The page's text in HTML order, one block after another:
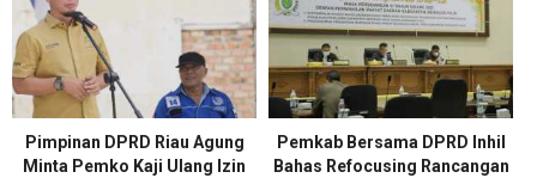
Pimpinan DPRD Riau Agung
Minta Pemko Kaji Ulang Izin
Pemkab Bersama DPRD Inhil
Bahas Refocusing Rancangan